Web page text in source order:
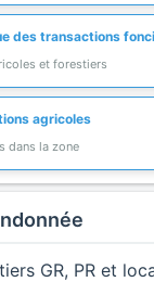
des transactions
et forestiers
agricoles
dans la zone
GR, PR et